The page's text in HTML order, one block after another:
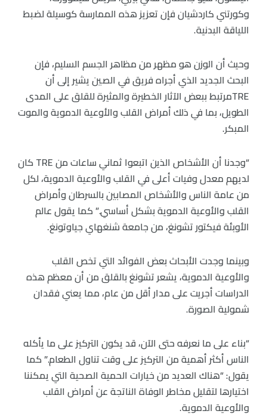
وكورتني كاردشيان فإن تعزيز هذه الممارسة كوسيلة لضبط
اللياقة البدنية.
وحيث أن الوزن هو مظهر من مظاهر الجسم السليم، فإن
البحث الجديد الذي أجراه فريق في الصين يشير إلى أن
TREمرتبط ببعض الآثار الخطيرة والمثيرة للقلق على المدى
الطويل، بما في ذلك أمراض القلب والأوعية الدموية والموت
المبكر.
“وجدنا أن الأشخاص الذين اتبعوا ثماني ساعات من TRE كان
لديهم معدل وفيات أعلى في القلب والأوعية الدموية، لكل
من عامة الناس والأشخاص المصابين بالسرطان وأمراض
القلب والأوعية الدموية بشكل أساسي.” كما يقول عالم
الأوبئة فيكتور تشونغ، من جامعة شنغهاي جياوتونغ.
وبينما وجدت الأبحاث بعض الفوائد التي تخص القلب
والأوعية الدموية، يشعر تشونغ بالقلق من أن معظم هذه
الدراسات أجريت على مدار أقل من عام، مما يعني فقدان
شمولية الصورة.
“بناء على ما نعرفه حتى الآن، قد يكون التركيز على ما يأكله
الناس أكثر أهمية من التركيز على وقت تناول الطعام.” كما
يقول: “هناك العديد من خيارات الحمية الصحية التي يمكننا
اختيارها لتقليل مخاطر الوفاة الناتجة عن أمراض القلب
والأوعية الدموية.